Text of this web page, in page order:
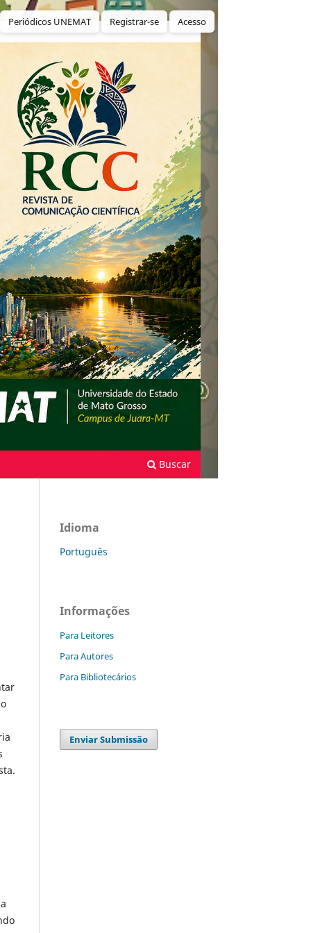
Buscar
Periódicos UNEMAT Registrar-se Acesso
Idioma
Português
Informações
Para Leitores
Para Autores
Para Bibliotecários
Enviar Submissão